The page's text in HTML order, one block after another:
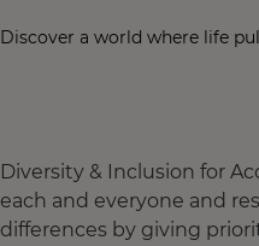
Discover a world where life
Diversity & Inclusion for
each and everyone and
differences by giving